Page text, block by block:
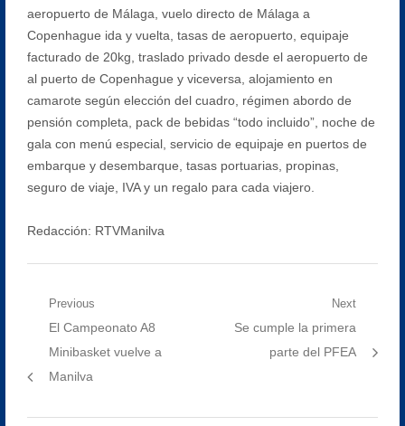
aeropuerto de Málaga, vuelo directo de Málaga a
Copenhague ida y vuelta, tasas de aeropuerto, equipaje
facturado de 20kg, traslado privado desde el aeropuerto de
al puerto de Copenhague y viceversa, alojamiento en
camarote según elección del cuadro, régimen abordo de
pensión completa, pack de bebidas “todo incluido”, noche de
gala con menú especial, servicio de equipaje en puertos de
embarque y desembarque, tasas portuarias, propinas,
seguro de viaje, IVA y un regalo para cada viajero.
Redacción: RTVManilva
Navegación
entradas
Previous
Previous
post:
El Campeonato A8
Minibasket vuelve a
Manilva
Next
Next
Se cumple la primera
parte del PFEA